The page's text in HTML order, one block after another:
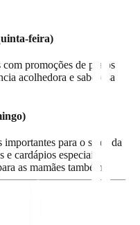
feira)
com promoções de pratos
acolhedora e saborosa
importantes para o setor da
e cardápios especiais. É
as mamães também!